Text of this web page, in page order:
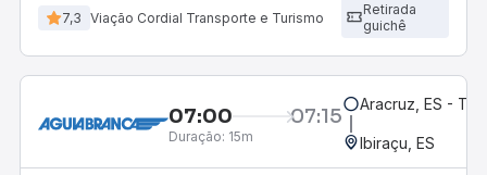
7,3 Viação Cordial Transporte e Turismo
Retirada
guichê
07:00 07:15
Duração: 15m
Aracruz, ES -
Ibiraçu, ES